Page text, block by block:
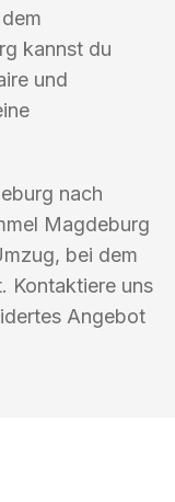
kannst du
und
nach
Magdeburg
bei dem
Kontaktiere uns
Angebot